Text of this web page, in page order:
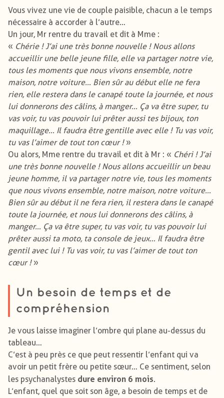
Vous vivez une vie de couple paisible, chacun a le temps
nécessaire à accorder à l’autre…
Un jour, Mr rentre du travail et dit à Mme :
« Chérie ! J’ai une très bonne nouvelle ! Nous allons
accueillir une belle jeune fille, elle va partager notre vie,
tous les moments que nous vivons ensemble, notre
maison, notre voiture… Bien sûr au début elle ne fera
rien, elle restera dans le canapé toute la journée, et nous
lui donnerons des câlins, à manger… Ça va être super, tu
vas voir, tu vas pouvoir lui prêter aussi tes bijoux, ton
maquillage… Il faudra être gentille avec elle ! Tu vas voir,
tu vas l’aimer de tout ton cœur !»
Ou alors, Mme rentre du travail et dit à Mr : « Chéri ! J’ai
une très bonne nouvelle ! Nous allons accueillir un beau
jeune homme, il va partager notre vie, tous les moments
que nous vivons ensemble, notre maison, notre voiture…
Bien sûr au début il ne fera rien, il restera dans le canapé
toute la journée, et nous lui donnerons des câlins, à
manger… Ça va être super, tu vas voir, tu vas pouvoir lui
prêter aussi ta moto, ta console de jeux… Il faudra être
gentil avec lui ! Tu vas voir, tu vas l’aimer de tout ton
cœur !»
Un besoin de temps et de
compréhension
Je vous laisse imaginer l’ombre qui plane au-dessus du
tableau…
C’est à peu près ce que peut ressentir l’enfant qui va
avoir un petit frère ou petite sœur… Ce sentiment, selon
les psychanalystes dure environ 6 mois.
L’enfant, quel que soit son âge, a besoin de temps et de